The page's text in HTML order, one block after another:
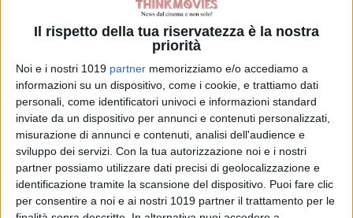
Il rispetto della tua riservatezza è la nostra
priorità
Noi e i nostri 1019 partner memorizziamo e/o accediamo a
informazioni su un dispositivo, come i cookie, e trattiamo dati
personali, come identificatori univoci e informazioni standard
inviate da un dispositivo per annunci e contenuti personalizzati,
misurazione di annunci e contenuti, analisi dell'audience e
sviluppo dei servizi. Con la tua autorizzazione noi e i nostri
partner possiamo utilizzare dati precisi di geolocalizzazione e
identificazione tramite la scansione del dispositivo. Puoi fare clic
per consentire a noi e ai nostri 1019 partner il trattamento per le